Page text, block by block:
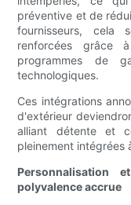
préventive et de
fournisseurs, cela
renforcées grâce
programmes de
technologiques.
Ces intégrations
d'extérieur
alliant détente et
pleinement intégrées
Personnalisation
polyvalence accrue